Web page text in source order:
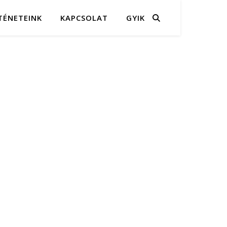
KAPCSOLAT GYIK